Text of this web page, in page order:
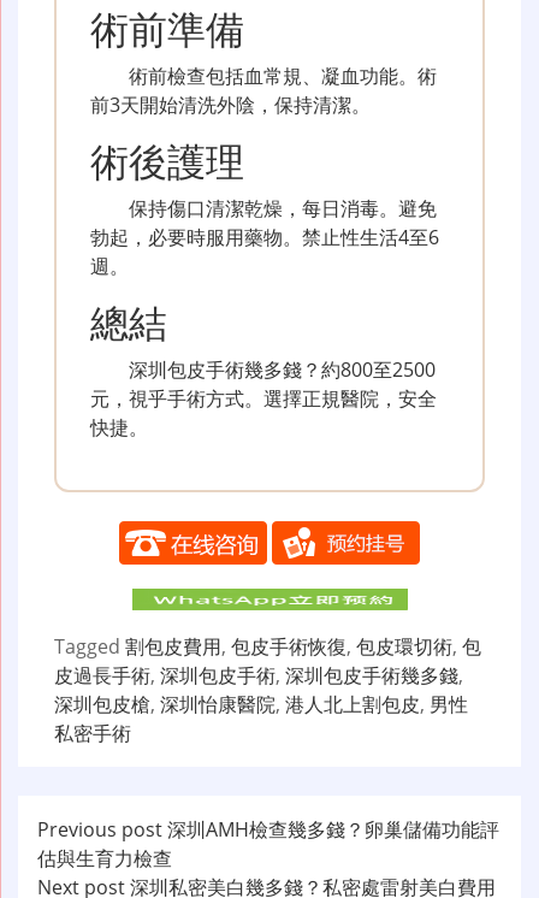
術前準備
術前檢查包括血常規、凝血功能。術
前3天開始清洗外陰，保持清潔。
術後護理
保持傷口清潔乾燥，每日消毒。避免
勃起，必要時服用藥物。禁止性生活4至6
週。
總結
深圳包皮手術幾多錢？約800至2500
元，視乎手術方式。選擇正規醫院，安全
快捷。
Tagged 割包皮費用, 包皮手術恢復, 包皮環切術, 包
皮過長手術, 深圳包皮手術, 深圳包皮手術幾多錢,
深圳包皮槍, 深圳怡康醫院, 港人北上割包皮, 男性
私密手術
文
章
Previous post深圳AMH檢查幾多錢？卵巢儲備功能評
估與生育力檢查
Next post深圳私密美白幾多錢？私密處雷射美白費用